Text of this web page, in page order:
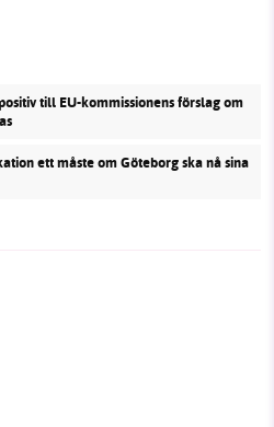
till EU-kommissionens förslag om
ett måste om Göteborg ska nå sina